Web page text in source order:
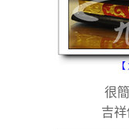
很
吉